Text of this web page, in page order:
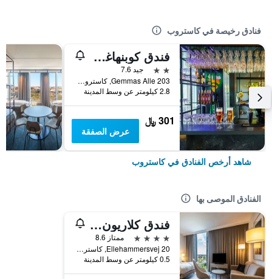
فنادق رخيصة في كاستروب
فندق كوبنهاغن غو
2 نجمتين
جيد 7.6
Gemmas Alle 203, كاستروب, منطقة العاصمة كوبنهاغن, الدانمارك
2.8 كيلومتر عن وسط المدينة
301 ﷼
عرض الصفقة
شاهد أرخص الفنادق في كاستروب
الفنادق الموصى بها
فندق كلاريون كوبنهاغن إيربورت
4 نجوم
ممتاز 8.6
Ellehammersvej 20, كاستروب, منطقة العاصمة كوبنهاغن, الدانمارك
0.5 كيلومتر عن وسط المدينة